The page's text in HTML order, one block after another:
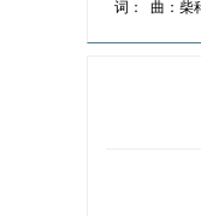
词： 曲：柴